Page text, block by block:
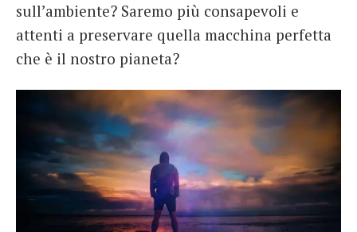
sull’ambiente? Saremo più consapevoli e
attenti a preservare quella macchina perfetta
che è il nostro pianeta?